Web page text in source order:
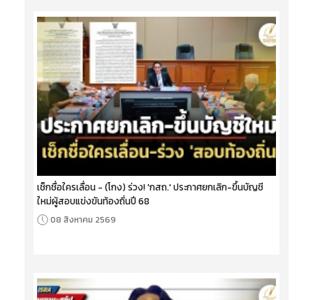
เช็กชื่อใครเลื่อน - (โกง) ร่วง! 'กสถ.' ประกาศยกเลิก-ขึ้นบัญชี
ใหม่ผู้สอบแข่งขันท้องถิ่นปี 68
08 สิงหาคม 2569